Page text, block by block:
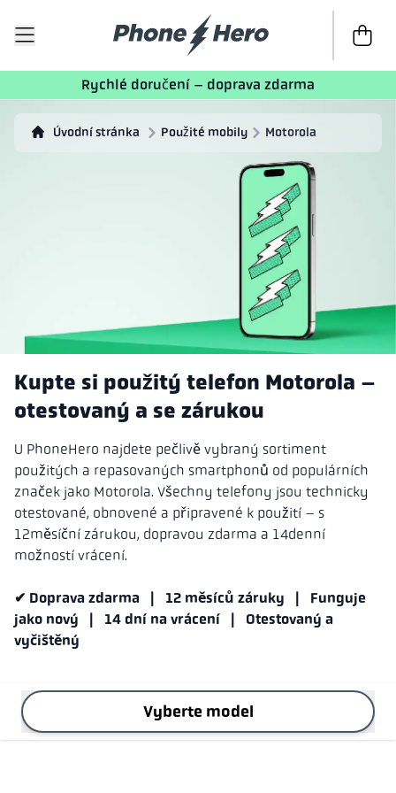
K
Rychlé doručení – doprava zdarma
Úvodní stránka Použité mobily Motorola
Kupte si použitý telefon Motorola –
otestovaný a se zárukou
U PhoneHero najdete pečlivě vybraný sortiment
použitých a repasovaných smartphonů od populárních
značek jako Motorola. Všechny telefony jsou technicky
otestované, obnovené a připravené k použití – s
12měsíční zárukou, dopravou zdarma a 14denní
možností vrácení.
✔ Doprava zdarma | 12 měsíců záruky | Funguje
jako nový | 14 dní na vrácení | Otestovaný a
vyčištěný
Vyberte model